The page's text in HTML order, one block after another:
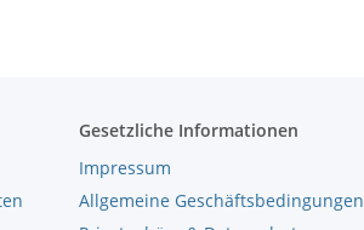
Gesetzliche Informationen
Impressum
Allgemeine Geschäftsbedingungen